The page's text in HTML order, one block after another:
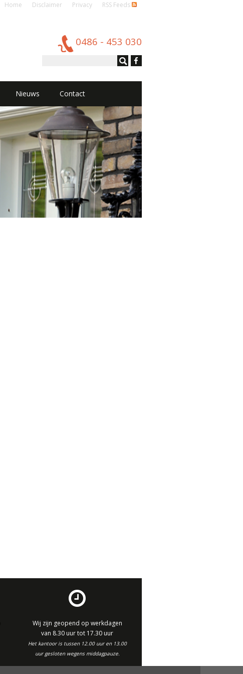
Home Disclaimer Privacy RSS Feeds
0486 - 453 030
Wij zijn geopend op werkdagen
van 8.30 uur tot 17.30 uur
Het kantoor is tussen 12.00 uur en 13.00
uur gesloten wegens middagpauze.
Nieuws Contact